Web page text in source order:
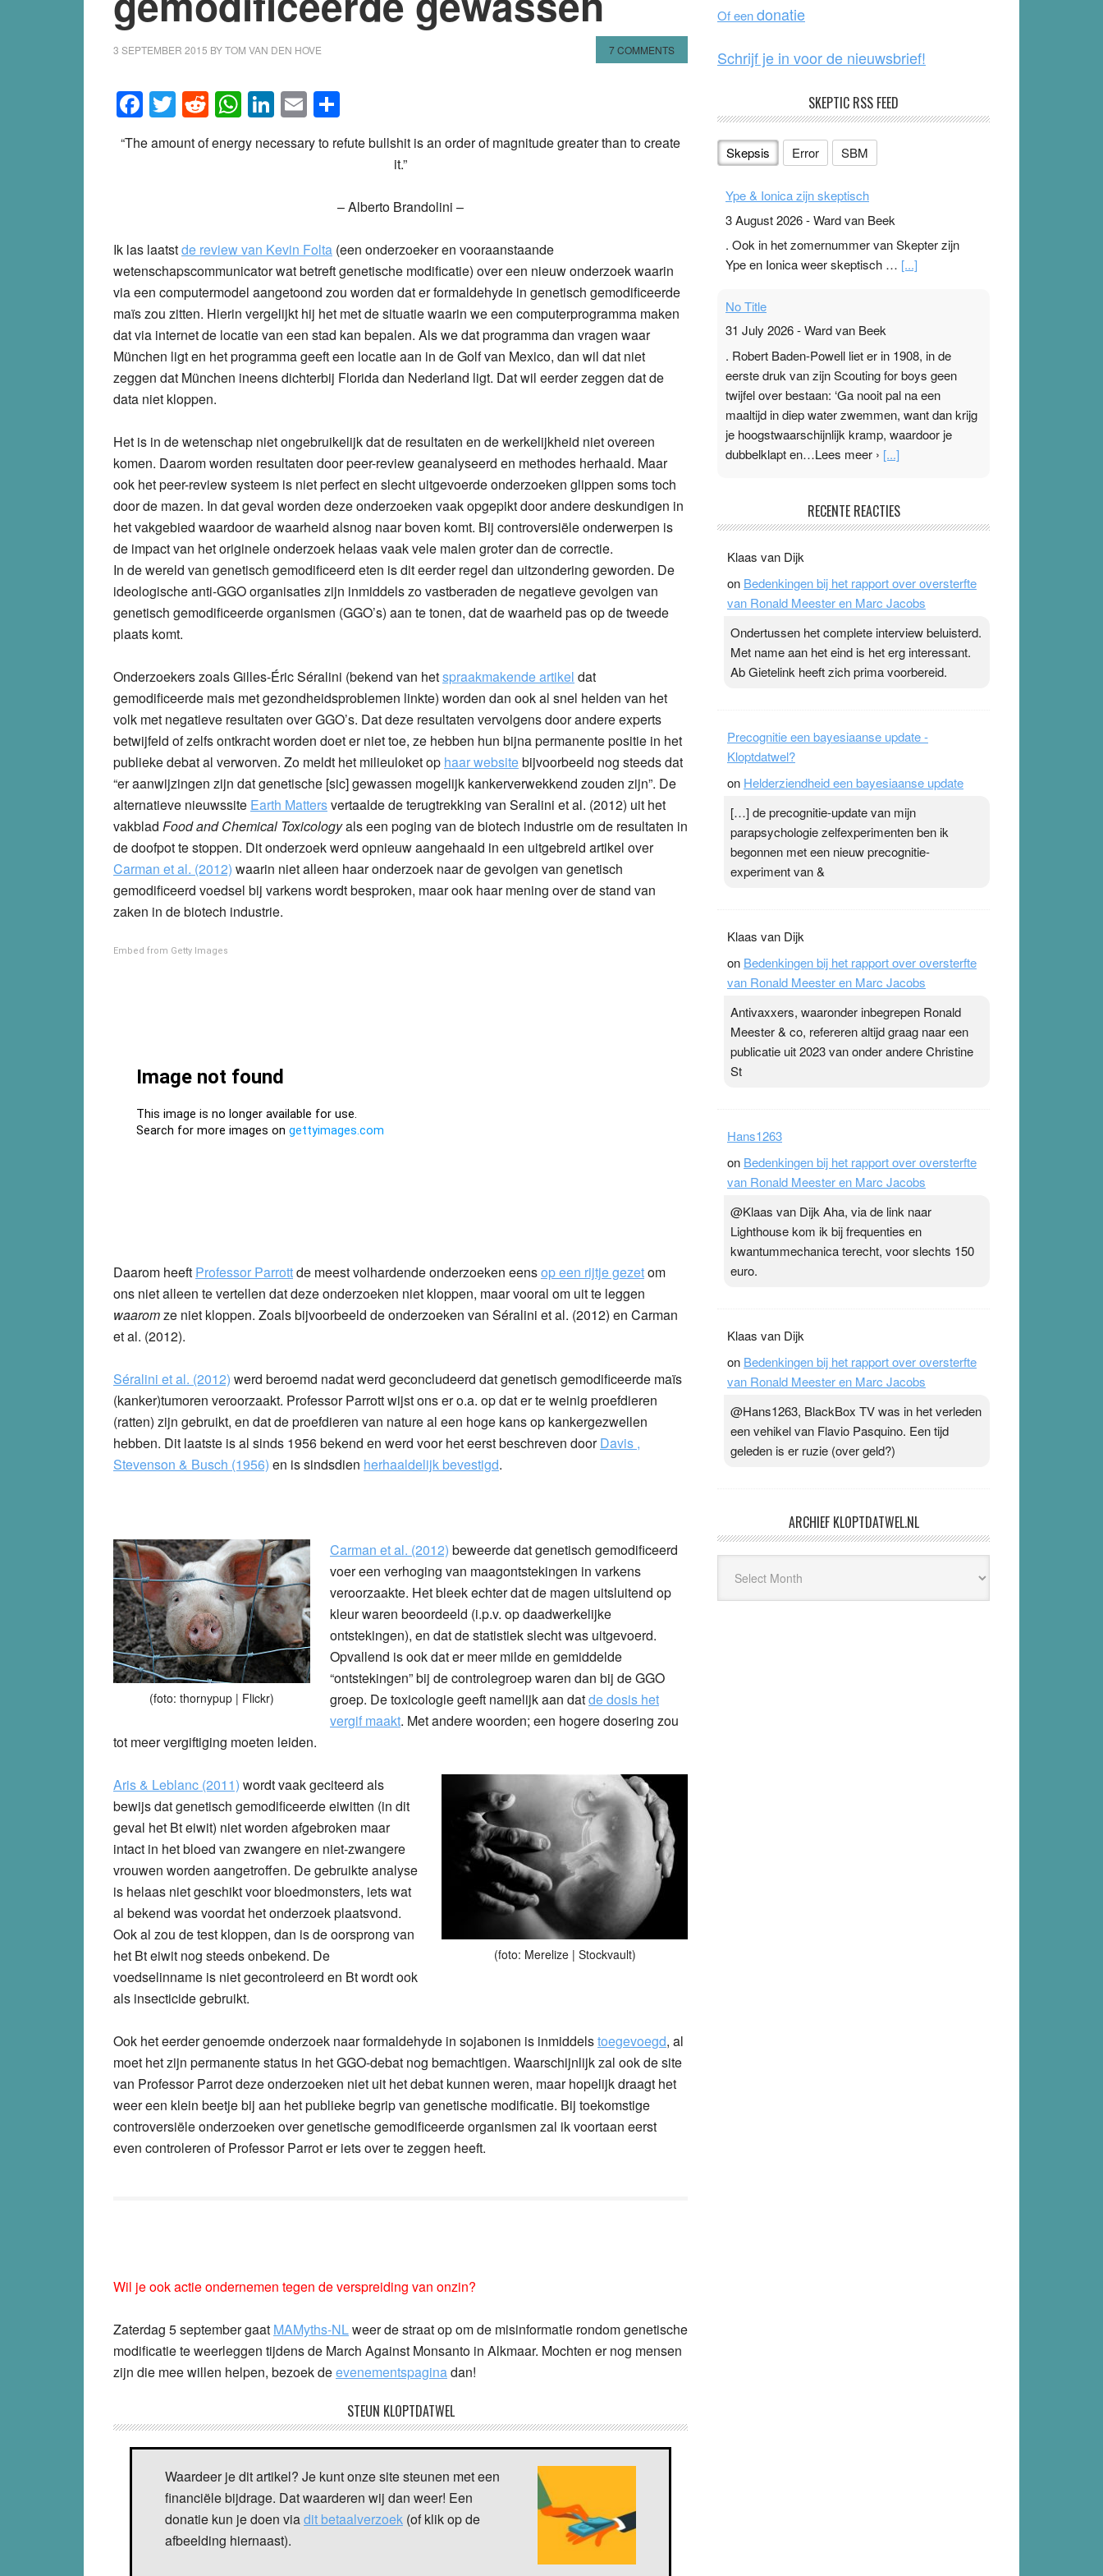
3 SEPTEMBER 2015 BYTOM VAN DEN HOVE 7 COMMENTS
Facebook
Twitter
Reddit
WhatsApp
LinkedIn
Email
“The amount of energy necessary to refute bullshit is an order of magnitude greater than to create
it.”
– Alberto Brandolini –
Ik las laatstde review van Kevin Folta (een onderzoeker en vooraanstaande
wetenschapscommunicator wat betreft genetische modificatie) over een nieuw onderzoek waarin
via een computermodel aangetoond zou worden dat er formaldehyde in genetisch gemodificeerde
maïs zou zitten. Hierin vergelijkt hij het met de situatie waarin we een computerprogramma maken
dat via internet de locatie van een stad kan bepalen. Als we dat programma dan vragen waar
München ligt en het programma geeft een locatie aan in de Golf van Mexico, dan wil dat niet
zeggen dat München ineens dichterbij Florida dan Nederland ligt. Dat wil eerder zeggen dat de
data niet kloppen.
Het is in de wetenschap niet ongebruikelijk dat de resultaten en de werkelijkheid niet overeen
komen. Daarom worden resultaten door peer-review geanalyseerd en methodes herhaald. Maar
ook het peer-review systeem is niet perfect en slecht uitgevoerde onderzoeken glippen soms toch
door de mazen. In dat geval worden deze onderzoeken vaak opgepikt door andere deskundigen in
het vakgebied waardoor de waarheid alsnog naar boven komt. Bij controversiële onderwerpen is
de impact van het originele onderzoek helaas vaak vele malen groter dan de correctie.
In de wereld van genetisch gemodificeerd eten is dit eerder regel dan uitzondering geworden. De
ideologische anti-GGO organisaties zijn inmiddels zo vastberaden de negatieve gevolgen van
genetisch gemodificeerde organismen (GGO’s) aan te tonen, dat de waarheid pas op de tweede
plaats komt.
Onderzoekers zoals Gilles-Éric Séralini (bekend van hetspraakmakende artikel dat
gemodificeerde mais met gezondheidsproblemen linkte) worden dan ook al snel helden van het
volk met negatieve resultaten over GGO’s. Dat deze resultaten vervolgens door andere experts
betwijfeld of zelfs ontkracht worden doet er niet toe, ze hebben hun bijna permanente positie in het
publieke debat al verworven. Zo meldt het milieuloket op haar websitebijvoorbeeld nog steeds dat
“er aanwijzingen zijn dat genetische [sic] gewassen mogelijk kankerverwekkend zouden zijn”. De
alternatieve nieuwssite Earth Mattersvertaalde de terugtrekking van Seralini et al. (2012) uit het
vakblad Food and Chemical Toxicologyals een poging van de biotech industrie om de resultaten in
de doofpot te stoppen. Dit onderzoek werd opnieuw aangehaald in een uitgebreid artikel over
Carman et al. (2012) waarin niet alleen haar onderzoek naar de gevolgen van genetisch
gemodificeerd voedsel bij varkens wordt besproken, maar ook haar mening over de stand van
zaken in de biotech industrie.
Embed from Getty Images
Daarom heeft Professor Parrottde meest volhardende onderzoeken eensop een rijtje gezetom
ons niet alleen te vertellen dat deze onderzoeken niet kloppen, maar vooral om uit te leggen
waaromze niet kloppen. Zoals bijvoorbeeld de onderzoeken van Séralini et al. (2012) en Carman
et al. (2012).
Séralini et al. (2012) werd beroemd nadat werd geconcludeerd dat genetisch gemodificeerde maïs
(kanker)tumoren veroorzaakt. Professor Parrott wijst ons er o.a. op dat er te weinig proefdieren
(ratten) zijn gebruikt, en dat de proefdieren van nature al een hoge kans op kankergezwellen
hebben. Dit laatste is al sinds 1956 bekend en werd voor het eerst beschreven doorDavis ,
Stevenson & Busch (1956) en is sindsdien herhaaldelijk bevestigd.
(foto: thornypup | Flickr)
Carman et al. (2012) beweerde dat genetisch gemodificeerd
voer een verhoging van maagontstekingen in varkens
veroorzaakte. Het bleek echter dat de magen uitsluitend op
kleur waren beoordeeld (i.p.v. op daadwerkelijke
ontstekingen), en dat de statistiek slecht was uitgevoerd.
Opvallend is ook dat er meer milde en gemiddelde
“ontstekingen” bij de controlegroep waren dan bij de GGO
groep. De toxicologie geeft namelijk aan datde dosis het
vergif maakt. Met andere woorden; een hogere dosering zou
tot meer vergiftiging moeten leiden.
(foto: Merelize | Stockvault)
Aris & Leblanc (2011) wordt vaak geciteerd als
bewijs dat genetisch gemodificeerde eiwitten (in dit
geval het Bt eiwit) niet worden afgebroken maar
intact in het bloed van zwangere en niet-zwangere
vrouwen worden aangetroffen. De gebruikte analyse
is helaas niet geschikt voor bloedmonsters, iets wat
al bekend was voordat het onderzoek plaatsvond.
Ook al zou de test kloppen, dan is de oorsprong van
het Bt eiwit nog steeds onbekend. De
voedselinname is niet gecontroleerd en Bt wordt ook
als insecticide gebruikt.
Ook het eerder genoemde onderzoek naar formaldehyde in sojabonen is inmiddelstoegevoegd, al
moet het zijn permanente status in het GGO-debat nog bemachtigen. Waarschijnlijk zal ook de site
van Professor Parrot deze onderzoeken niet uit het debat kunnen weren, maar hopelijk draagt het
weer een klein beetje bij aan het publieke begrip van genetische modificatie. Bij toekomstige
controversiële onderzoeken over genetische gemodificeerde organismen zal ik voortaan eerst
even controleren of Professor Parrot er iets over te zeggen heeft.
Wil je ook actie ondernemen tegen de verspreiding van onzin?
Zaterdag 5 september gaat MAMyths-NLweer de straat op om de misinformatie rondom genetische
modificatie te weerleggen tijdens de March Against Monsanto in Alkmaar. Mochten er nog mensen
zijn die mee willen helpen, bezoek deevenementspaginadan!
STEUN KLOPTDATWEL
Waardeer je dit artikel? Je kunt onze site steunen met een
financiële bijdrage. Dat waarderen wij dan weer! Een
donatie kun je doen viadit betaalverzoek (of klik op de
afbeelding hiernaast).
k
Of eendonatie
Schrijf je in voor de nieuwsbrief!
SKEPTIC RSS FEED
Skepsis Error SBM
Ype & Ionica zijn skeptisch
3 August 2026-Ward van Beek
. Ook in het zomernummer van Skepter zijn
Ype en Ionica weer skeptisch … [...]
No Title
31 July 2026-Ward van Beek
. Robert Baden-Powell liet er in 1908, in de
eerste druk van zijn Scouting for boys geen
twijfel over bestaan: ‘Ga nooit pal na een
maaltijd in diep water zwemmen, want dan krijg
je hoogstwaarschijnlijk kramp, waardoor je
dubbelklapt en…Lees meer › [...]
Ward van Beek
topsporters. Ze hopen ermee hun hartslag te
verlagen terwijl ze meer zuurstof opnemen.
Daarop heeft zo’n pleister geen effect. Maar het
zijn. Door…Lees meer Pleisterplakkers in de
topspsort › [...]
RECENTE REACTIES
Klaas van Dijk
on Bedenkingen bij het rapport over oversterfte
van Ronald Meester en Marc Jacobs
Ondertussen het complete interview beluisterd.
Met name aan het eind is het erg interessant.
Ab Gietelink heeft zich prima voorbereid.
Precognitie een bayesiaanse update -
Kloptdatwel?
on Helderziendheid een bayesiaanse update
[…] de precognitie-update van mijn
parapsychologie zelfexperimenten ben ik
begonnen met een nieuw precognitie-
experiment van &
Klaas van Dijk
on Bedenkingen bij het rapport over oversterfte
van Ronald Meester en Marc Jacobs
Antivaxxers, waaronder inbegrepen Ronald
Meester & co, refereren altijd graag naar een
publicatie uit 2023 van onder andere Christine
St
Hans1263
on Bedenkingen bij het rapport over oversterfte
van Ronald Meester en Marc Jacobs
@Klaas van Dijk Aha, via de link naar
Lighthouse kom ik bij frequenties en
kwantummechanica terecht, voor slechts 150
euro.
Klaas van Dijk
on Bedenkingen bij het rapport over oversterfte
van Ronald Meester en Marc Jacobs
@Hans1263, BlackBox TV was in het verleden
een vehikel van Flavio Pasquino. Een tijd
geleden is er ruzie (over geld?)
ARCHIEF KLOPTDATWEL.NL
Kloptdatwel.nl